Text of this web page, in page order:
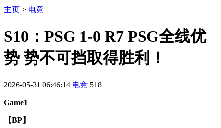
主页 > 电竞
S10：PSG 1-0 R7 PSG全线优
势 势不可挡取得胜利！
2026-05-31 06:46:14 电竞 518
Game1
【BP】